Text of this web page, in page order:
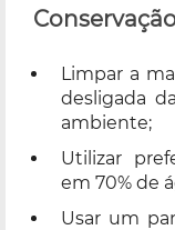
Limpar a
desligada
ambiente;
Utilizar
em 70% de
Usar um